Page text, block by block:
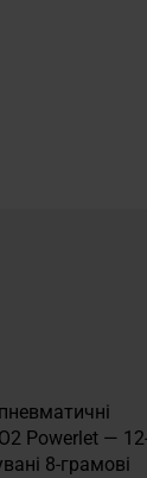
Powerlet —
8-грамові